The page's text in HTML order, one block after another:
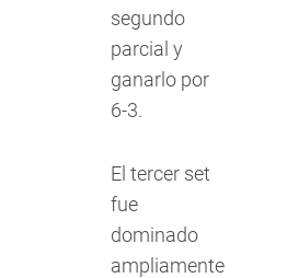
segundo
parcial y
ganarlo por
6-3.
El tercer set
fue
dominado
ampliamente